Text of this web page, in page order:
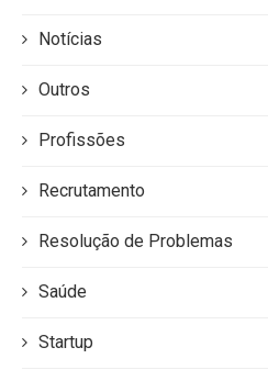
Notícias
Outros
Profissões
Recrutamento
Resolução de Problemas
Saúde
Startup